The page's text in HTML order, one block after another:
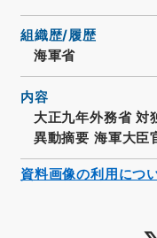
組織歴/履歴
海軍省
内容
大正九年外務省 対
異動摘要 海軍大臣
資料画像の利用につ